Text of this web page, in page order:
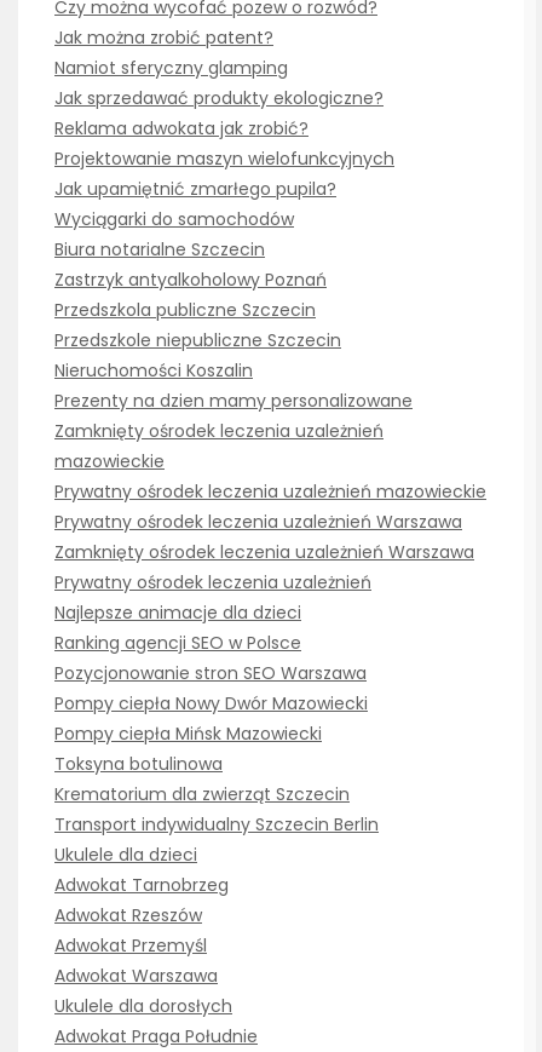
Czy można wycofać pozew o rozwód?
Jak można zrobić patent?
Namiot sferyczny glamping
Jak sprzedawać produkty ekologiczne?
Reklama adwokata jak zrobić?
Projektowanie maszyn wielofunkcyjnych
Jak upamiętnić zmarłego pupila?
Wyciągarki do samochodów
Biura notarialne Szczecin
Zastrzyk antyalkoholowy Poznań
Przedszkola publiczne Szczecin
Przedszkole niepubliczne Szczecin
Nieruchomości Koszalin
Prezenty na dzien mamy personalizowane
Zamknięty ośrodek leczenia uzależnień
mazowieckie
Prywatny ośrodek leczenia uzależnień mazowieckie
Prywatny ośrodek leczenia uzależnień Warszawa
Zamknięty ośrodek leczenia uzależnień Warszawa
Prywatny ośrodek leczenia uzależnień
Najlepsze animacje dla dzieci
Ranking agencji SEO w Polsce
Pozycjonowanie stron SEO Warszawa
Pompy ciepła Nowy Dwór Mazowiecki
Pompy ciepła Mińsk Mazowiecki
Toksyna botulinowa
Krematorium dla zwierząt Szczecin
Transport indywidualny Szczecin Berlin
Ukulele dla dzieci
Adwokat Tarnobrzeg
Adwokat Rzeszów
Adwokat Przemyśl
Adwokat Warszawa
Ukulele dla dorosłych
Adwokat Praga Południe